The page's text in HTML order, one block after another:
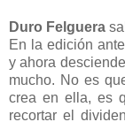
Duro Felguera
En la edición
y ahora
mucho. No es
crea en ella, es
recortar el